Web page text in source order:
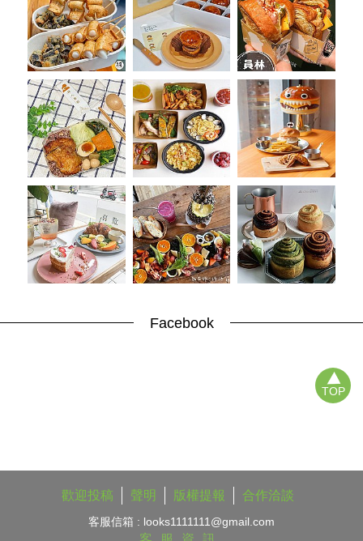
TOP
Facebook
客服信箱 : looks1111111@gmail.com
歡迎投稿 聲明 版權提報 合作洽談